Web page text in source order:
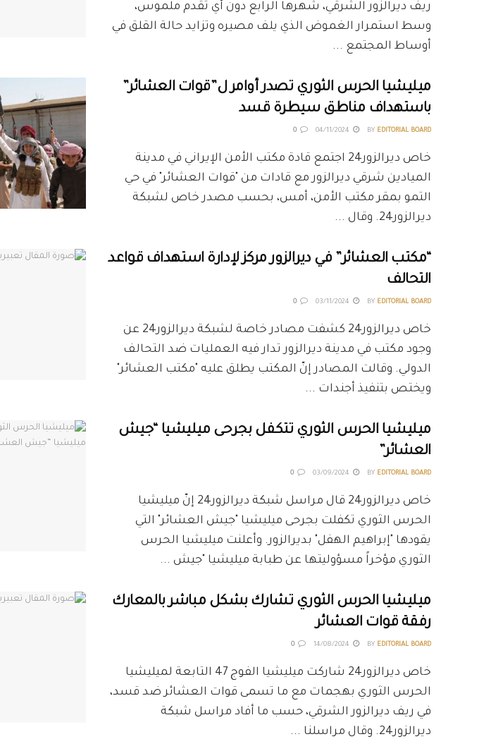
ريف ديرالزور الشرقي، شهرها الرابع دون أي تقدم ملموس،
وسط استمرار الغموض الذي يلف مصيره وتزايد حالة القلق في
أوساط المجتمع ...
ميليشيا الحرس الثوري تصدر أوامر ل”قوات العشائر”
باستهداف مناطق سيطرة قسد
BY EDITORIAL BOARD
0
خاص ديرالزور24 اجتمع قادة مكتب الأمن الإيراني في مدينة
الميادين شرقي ديرالزور مع قادات من "قوات العشائر" في حي
التمو بمقر مكتب الأمن، أمس، بحسب مصدر خاص لشبكة
ديرالزور24. وقال ...
“مكتب العشائر” في ديرالزور مركز لإدارة استهداف قواعد
التحالف
BY EDITORIAL BOARD
0
خاص ديرالزور24 كشفت مصادر خاصة لشبكة ديرالزور24 عن
وجود مكتب في مدينة ديرالزور تدار فيه العمليات ضد التحالف
الدولي. وقالت المصادر إنّ المكتب يطلق عليه "مكتب العشائر"
ويختص بتنفيذ أجندات ...
ميليشيا الحرس الثوري تتكفل بجرحى ميليشيا “جيش
العشائر”
BY EDITORIAL BOARD
0
خاص ديرالزور24 قال مراسل شبكة ديرالزور24 إنّ ميليشيا
الحرس الثوري تكفلت بجرحى ميليشيا "جيش العشائر" التي
يقودها "إبراهيم الهفل" بديرالزور. وأعلنت ميليشيا الحرس
الثوري مؤخراً مسؤوليتها عن طبابة ميليشيا "جيش ...
ميليشيا الحرس الثوري تشارك بشكل مباشر بالمعارك
رفقة قوات العشائر
BY EDITORIAL BOARD
0
خاص ديرالزور24 شاركت ميليشيا الفوج 47 التابعة لميليشيا
الحرس الثوري بهجمات مع ما تسمى قوات العشائر ضد قسد،
في ريف ديرالزور الشرقي، حسب ما أفاد مراسل شبكة
ديرالزور24. وقال مراسلنا ...